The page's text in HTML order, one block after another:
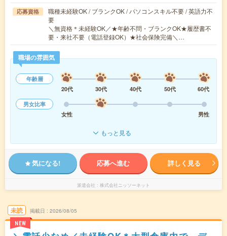
応募資格
職種未経験OK / ブランクOK / パソコンスキル不要 / 英語力不
要
＼無資格＊未経験OK／★年齢不問・ブランクOK★履歴書不
要・来社不要（電話登録OK）★社会保険完備＼…
職場の雰囲気
年齢層
20代
30代 40代 50代
60代
男女比率
女性
男性
もっと見る
気になる! 応募へ進む 詳しく見る
派遣会社 株式会社ニッソーネット
未読
NEW
掲載日 2026/08/05